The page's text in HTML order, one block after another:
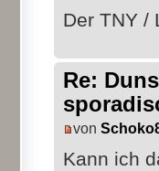
Der TNY /
Re:
von
Kann ich